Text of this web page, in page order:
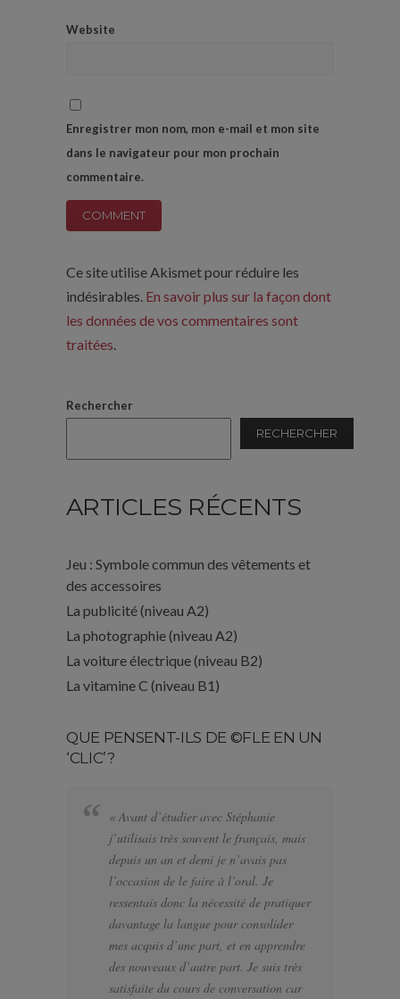
Website
Enregistrer mon nom, mon e-mail et mon site
dans le navigateur pour mon prochain
commentaire.
Ce site utilise Akismet pour réduire les
indésirables. En savoir plus sur la façon dont
les données de vos commentaires sont
traitées.
Rechercher
RECHERCHER
ARTICLES RÉCENTS
Jeu : Symbole commun des vêtements et
des accessoires
La publicité (niveau A2)
La photographie (niveau A2)
La voiture électrique (niveau B2)
La vitamine C (niveau B1)
QUE PENSENT-ILS DE ©FLE EN UN
‘CLIC’?
« Avant d’étudier avec Stéphanie
j’utilisais très souvent le français, mais
depuis un an et demi je n’avais pas
l’occasion de le faire à l’oral. Je
ressentais donc la nécessité de pratiquer
davantage la langue pour consolider
mes acquis d’une part, et en apprendre
des nouveaux d’autre part. Je suis très
satisfaite du cours de conversation car